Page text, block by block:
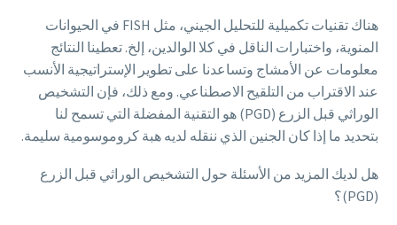
هناك تقنيات تكميلية للتحليل الجيني، مثل FISH في الحيوانات
المنوية، واختبارات الناقل في كلا الوالدين، إلخ. تعطينا النتائج
معلومات عن الأمشاج وتساعدنا على تطوير الإستراتيجية الأنسب
عند الاقتراب من التلقيح الاصطناعي. ومع ذلك، فإن التشخيص
الوراثي قبل الزرع (PGD) هو التقنية المفضلة التي تسمح لنا
بتحديد ما إذا كان الجنين الذي ننقله لديه هبة كروموسومية سليمة.
هل لديك المزيد من الأسئلة حول التشخيص الوراثي قبل الزرع
(PGD)؟